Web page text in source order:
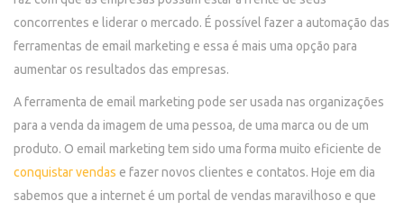
concorrentes e liderar o mercado. É possível fazer a automação das
ferramentas de email marketing e essa é mais uma opção para
aumentar os resultados das empresas.
A ferramenta de email marketing pode ser usada nas organizações
para a venda da imagem de uma pessoa, de uma marca ou de um
produto. O email marketing tem sido uma forma muito eficiente de
conquistar vendas e fazer novos clientes e contatos. Hoje em dia
sabemos que a internet é um portal de vendas maravilhoso e que